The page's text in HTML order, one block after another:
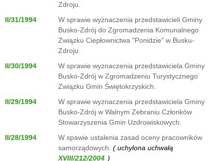
Zdroju.
II/31/1994
W sprawie wyznaczenia przedstawicieli Gminy
Busko-Zdrój do Zgromadzenia Komunalnego
Związku Ciepłownictwa "Ponidzie" w Busku-
Zdroju.
II/30/1994
W sprawie wyznaczenia przedstawiciela Gminy
Busko-Zdrój w Zgromadzeniu Turystycznego
Związku Gmin Świętokrzyskich.
II/29/1994
W sprawie wyznaczenia przedstawiciela Gminy
Busko-Zdrój w Walnym Zebraniu Członków
Stowarzyszenia Gmin Uzdrowiskowych.
II/28/1994
W spawie ustalenia zasad oceny pracowników
samorządowych. ( uchylona uchwałą
)